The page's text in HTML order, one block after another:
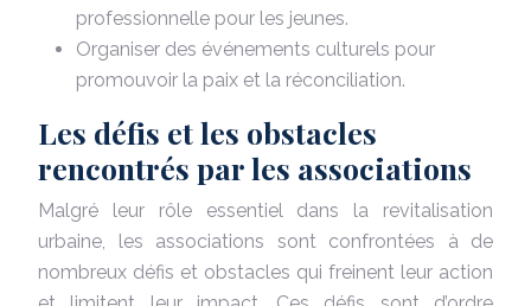
professionnelle pour les jeunes.
Organiser des événements culturels pour
promouvoir la paix et la réconciliation.
Les défis et les obstacles
rencontrés par les associations
Malgré leur rôle essentiel dans la revitalisation
urbaine, les associations sont confrontées à de
nombreux défis et obstacles qui freinent leur action